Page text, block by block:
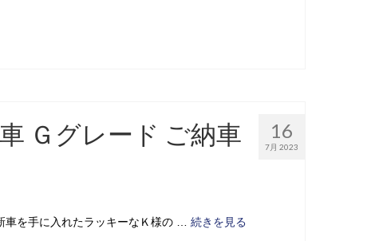
16
7月 2023
Ｇグレード ご納車
車を手に入れたラッキーなＫ様の …続きを見る